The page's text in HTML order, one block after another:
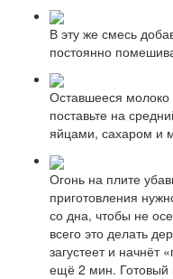
В эту же смесь
постоянно
Оставшееся
поставьте на
яйцами, сахаром и
Огонь на плите
приготовления
со дна, чтобы не
всего это делать
загустеет и начнёт
ещё 2 мин. Готовый